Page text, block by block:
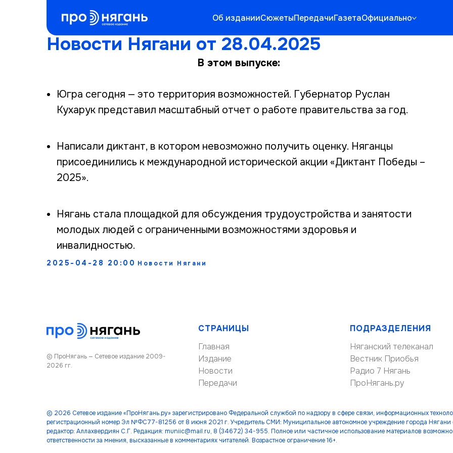
Об изданииСюжетыПередачиГазетаОфициально
Новости Нягани от 28.04.2025
В этом выпуске:
Югра сегодня — это территория возможностей. Губернатор Руслан
Кухарук представил масштабный отчет о работе правительства за год.
Написали диктант, в котором невозможно получить оценку. Няганцы
присоединились к международной исторической акции «Диктант Победы –
2025».
Нягань стала площадкой для обсуждения трудоустройства и занятости
молодых людей с ограниченными возможностями здоровья и
инвалидностью.
2025-04-28 20:00 Новости Нягани
© ПроНягань — Сетевое издание 2009-
2026 гг.
СТРАНИЦЫ
Главная
Издание
Новости
Передачи
ПОДРАЗДЕЛЕНИЯ
Няганский телеканал
Вестник Приобья
Радио 7 Нягань
ПроНягань.ру
© 2026 Сетевое издание «ПроНягань.ру» зарегистрировано Федеральной службой по надзору в сфере связи, информационных
регистрационный номер Эл №ФС77-81256 от 8 июня 2021 г. Учредитель СМИ: Муниципальное автономное учреждение города Нягани
редактор: Аллахвердиян С.Г. Редакция: muniic@mail.ru, 8 (34672) 34-955. Полное или частичное использование материалов возможно
ответственности за мнения, высказанные в комментариях читателей. Возрастное ограничение 16+.